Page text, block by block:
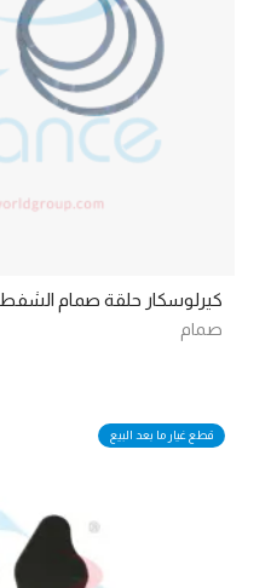
كيرلوسكار حلقة صمام الشفط
صمام
قطع غيار ما بعد البيع